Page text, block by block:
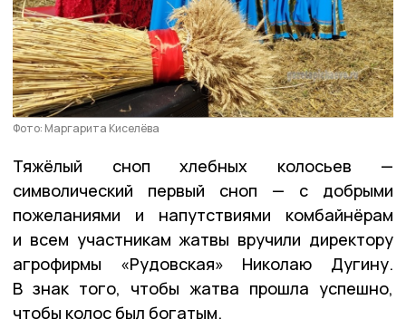
Фото: Маргарита Киселёва
Тяжёлый сноп хлебных колосьев —
символический первый сноп — с добрыми
пожеланиями и напутствиями комбайнёрам
и всем участникам жатвы вручили директору
агрофирмы «Рудовская» Николаю Дугину.
В знак того, чтобы жатва прошла успешно,
чтобы колос был богатым.